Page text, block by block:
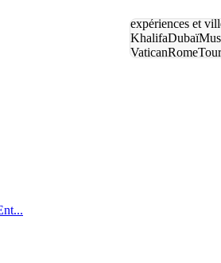
expériences et
KhalifaDubaï
VaticanRomeTour